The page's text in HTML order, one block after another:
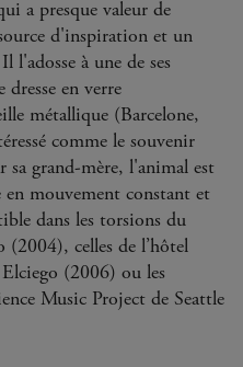
a presque valeur de
d'inspiration et un
l'adosse à une de ses
en verre
métallique (Barcelone,
comme le souvenir
sa grand-mère, l'animal est
mouvement constant et
dans les torsions du
(2004), celles de l’hôtel
(2006) ou les
Music Project de Seattle